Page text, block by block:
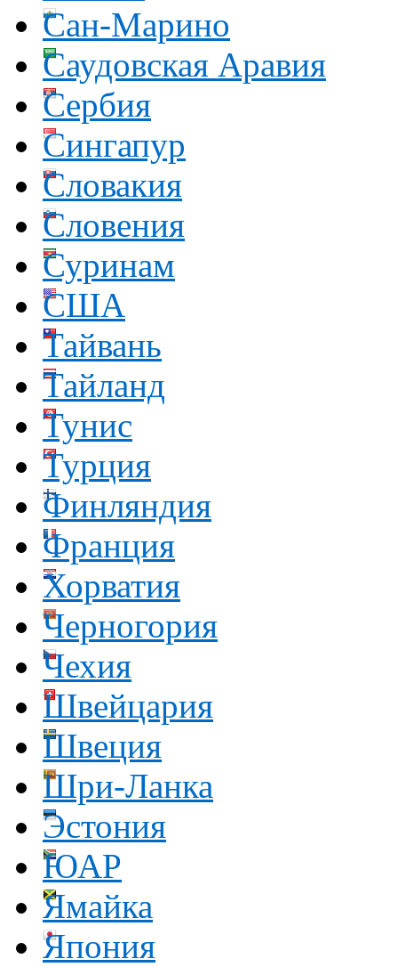
Сан-Марино
Саудовская Аравия
Сербия
Сингапур
Словакия
Словения
Суринам
США
Тайвань
Тайланд
Тунис
Турция
Финляндия
Франция
Хорватия
Черногория
Чехия
Швейцария
Швеция
Шри-Ланка
Эстония
ЮАР
Ямайка
Япония